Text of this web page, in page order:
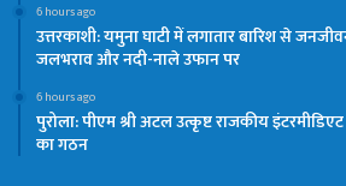
6 hours ago
उत्तरकाशी: यमुना घाटी में लगातार बारिश से
जलभराव और नदी-नाले उफान पर
6 hours ago
पुरोला: पीएम श्री अटल उत्कृष्ट राजकीय
का गठन